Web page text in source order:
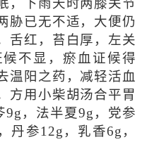
，下雨天时两膝关节
胁已无不适，大便仍
舌红，苔白厚，左关
不显，瘀血证候得
温阳之药，减轻活血
方用小柴胡汤合平胃
，法半夏9g，党参
丹参12g，乳香6g，